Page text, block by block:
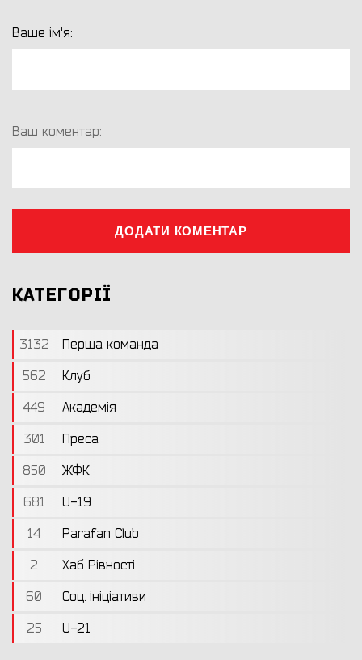
Ваше ім'я:
Ваш коментар:
ДОДАТИ КОМЕНТАР
КАТЕГОРІЇ
3132
Перша команда
562
Клуб
449
Академія
301
Преса
850
ЖФК
681
U-19
14
Parafan Club
2
Хаб Рівності
60
Соц. ініціативи
25
U-21